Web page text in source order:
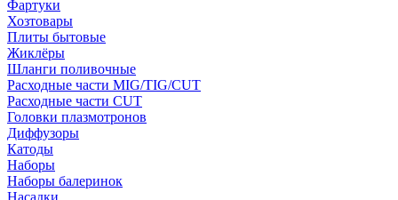
Фартуки
Хозтовары
Плиты бытовые
Жиклёры
Шланги поливочные
Расходные части MIG/TIG/CUT
Расходные части CUT
Головки плазмотронов
Диффузоры
Катоды
Наборы
Наборы балеринок
Насадки